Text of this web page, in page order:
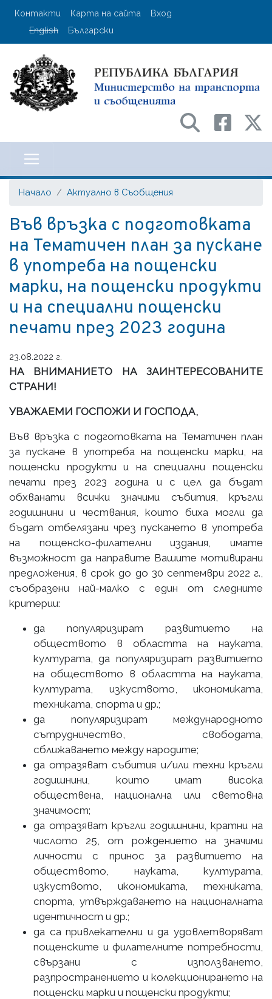
Премини
User account menu
Контакти Карта на сайта
Вход
English
Български
на транспорта
Начало Актуално в Съобщения
Във връзка с подготовката
на Тематичен план за пускане
в употреба на пощенски
марки, на пощенски продукти
и на специални пощенски
печати през 2023 година
23.08.2022 г.
НА ВНИМАНИЕТО НА ЗАИНТЕРЕСОВАНИТЕ
СТРАНИ!
УВАЖАЕМИ ГОСПОЖИ И ГОСПОДА,
Във връзка с подготовката на Тематичен план
за пускане в употреба на пощенски марки, на
пощенски продукти и на специални пощенски
печати през 2023 година и с цел да бъдат
обхванати всички значими събития, кръгли
годишнини и чествания, които биха могли да
бъдат отбелязани чрез пускането в употреба
на пощенско-филателни издания, имате
възможност да направите Вашите мотивирани
предложения, в срок до до 30 септември 2022 г.,
съобразени най-малко с един от следните
критерии:
да популяризират развитието на
обществото в областта на науката,
културата, да популяризират развитието
на обществото в областта на науката,
културата, изкуството, икономиката,
техниката, спорта и др.;
да популяризират международното
сътрудничество, свободата,
сближаването между народите;
да отразяват събития и/или техни кръгли
годишнини, които имат висока
обществена, национална или световна
значимост;
да отразяват кръгли годишнини, кратни на
числото 25, от рождението на значими
личности с принос за развитието на
обществото, науката, културата,
изкуството, икономиката, техниката,
спорта, утвърждаването на националната
идентичност и др.;
да са привлекателни и да удовлетворяват
пощенските и филателните потребности,
свързани с използването,
разпространението и колекционирането на
пощенски марки и пощенски продукти;